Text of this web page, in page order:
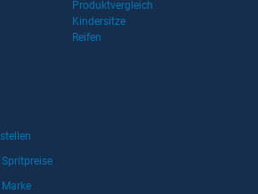
Produktvergleich
Kindersitze
Reifen